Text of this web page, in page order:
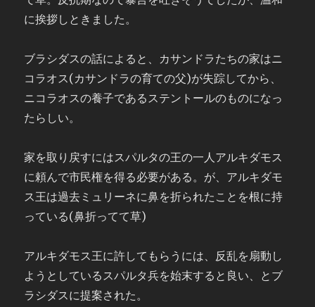
に挨拶しときました。
ブラシダスの話によると、カサンドラたちの家はニ
コラオス(カサンドラの育ての父)が失踪してから、
ニコラオスの養子であるステントールのものになっ
たらしい。
家を取り戻すにはスパルタの王の一人アルキダモス
に頼んで市民権を得る必要がある。が、アルキダモ
ス王は過去ミュリーネに鼻を折られたことを根に持
っている(鼻折ってて草)
アルキダモス王に許してもらうには、反乱を扇動し
ようとしているスパルタ兵を始末すると良い、とブ
ラシダスに提案された。